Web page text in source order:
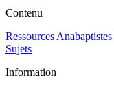
Contenu
Ressources Anabaptistes
Sujets
Information